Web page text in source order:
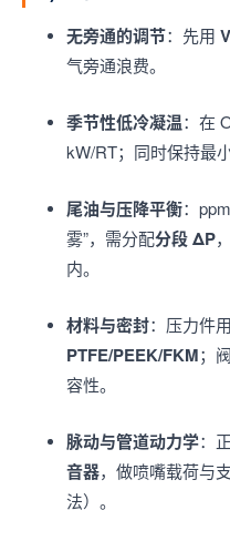
无旁通的调节：先用
气旁通浪费。
季节性低冷凝温：在
kW/RT；同时保持最
尾油与压降平衡：
雾”，需分配分段 ΔP
内。
材料与密封：压力件
PTFE/PEEK/FKM；
容性。
脉动与管道动力学：
音器，做喷嘴载荷与
法）。